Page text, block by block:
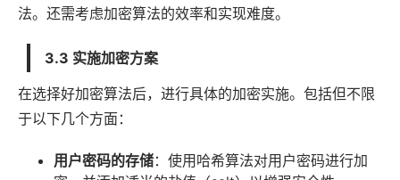
法。还需考虑加密算法的效率和实现难度。
3.3 实施加密方案
在选择好加密算法后，进行具体的加密实施。包括但不限
于以下几个方面：
用户密码的存储：使用哈希算法对用户密码进行加